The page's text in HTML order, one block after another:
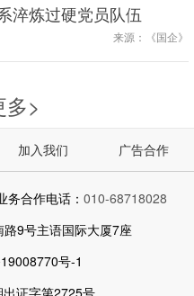
淬炼过硬党员队伍
来源：《国企》
>
加入我们 广告合作
合作电话： 010-68718028
9号主语国际大厦7座
19008770号-1
出证字第2725号